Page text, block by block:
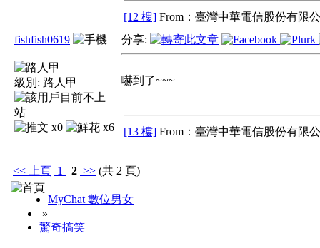
[12 樓] From：臺灣中華電信股份有限
fishfish0619
級別: 路人甲
x0 x6
分享:
嚇到了~~~
[13 樓] From：臺灣中華電信股份有限
<< 上頁 1 2 >> (共 2 頁)
MyChat 數位男女
»
驚奇搞笑